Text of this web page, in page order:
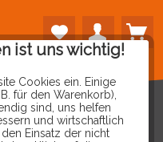
ist uns wichtig!
Cookies ein. Einige
für den Warenkorb),
sind, uns helfen
und wirtschaftlich
Einsatz der nicht